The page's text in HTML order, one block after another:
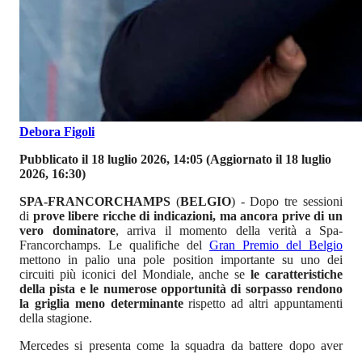
Debora Figoli
Pubblicato il 18 luglio 2026, 14:05 (Aggiornato il 18 luglio
2026, 16:30)
SPA-FRANCORCHAMPS (BELGIO) - Dopo tre sessioni
di prove libere ricche di indicazioni, ma ancora prive di un
vero dominatore, arriva il momento della verità a Spa-
Francorchamps. Le qualifiche del Gran Premio del Belgio
mettono in palio una pole position importante su uno dei
circuiti più iconici del Mondiale, anche sele caratteristiche
della pista e le numerose opportunità di sorpasso rendono
la griglia meno determinanterispetto ad altri appuntamenti
della stagione.
Mercedes si presenta come la squadra da battere dopo aver